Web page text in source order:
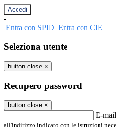
-
Entra con SPID Entra con CIE
Seleziona utente
button close ×
Recupero password
button close ×
E-mail
all'indirizzo indicato con le istruzioni